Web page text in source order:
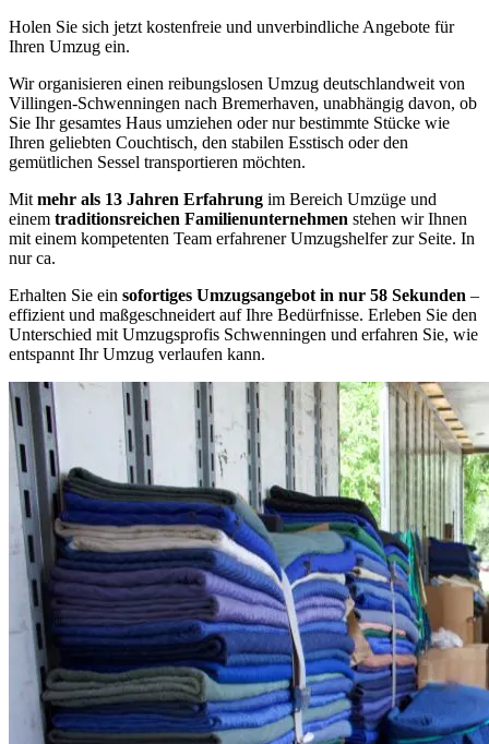
Holen Sie sich jetzt kostenfreie und unverbindliche Angebote für
Ihren Umzug ein.
Wir organisieren einen reibungslosen Umzug deutschlandweit von
Villingen-Schwenningen nach Bremerhaven, unabhängig davon, ob
Sie Ihr gesamtes Haus umziehen oder nur bestimmte Stücke wie
Ihren geliebten Couchtisch, den stabilen Esstisch oder den
gemütlichen Sessel transportieren möchten.
Mit mehr als 13 Jahren Erfahrung im Bereich Umzüge und
einem traditionsreichen Familienunternehmen stehen wir Ihnen
mit einem kompetenten Team erfahrener Umzugshelfer zur Seite. In
nur ca.
Erhalten Sie ein sofortiges Umzugsangebot in nur 58 Sekunden –
effizient und maßgeschneidert auf Ihre Bedürfnisse. Erleben Sie den
Unterschied mit Umzugsprofis Schwenningen und erfahren Sie, wie
entspannt Ihr Umzug verlaufen kann.